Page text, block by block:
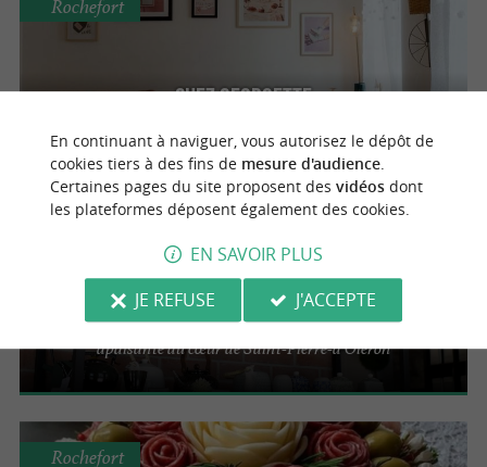
Chez Georgette
Brunch et salon de thé à Rochefort
Rochefort
Le Philosophe
Offrez-vous une parenthèse gourmande et
apaisante au cœur de Saint-Pierre-d’Oléron
Saint-Pierre-d'Oléron
Rochefort
En continuant à naviguer, vous autorisez le dépôt de
cookies tiers à des fins de mesure d'audience.
Certaines pages du site proposent des vidéosdont
les plateformes déposent également des cookies.
EN SAVOIR PLUS
JE REFUSE
J'ACCEPTE